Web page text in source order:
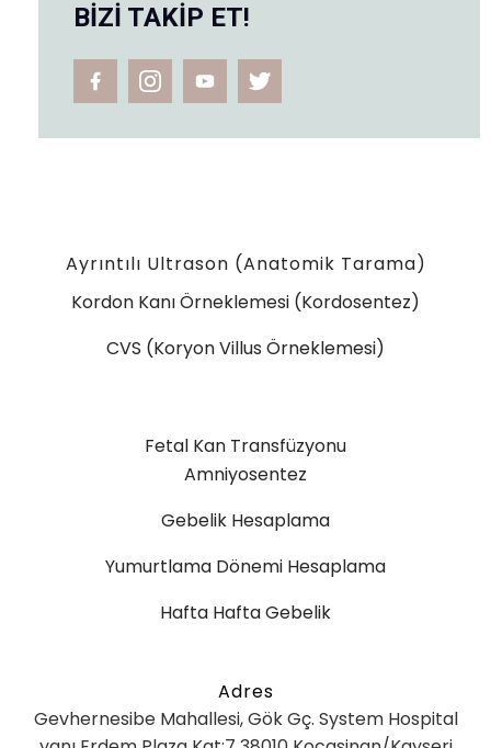
BİZİ TAKİP ET!
Ayrıntılı Ultrason (Anatomik Tarama)
Kordon Kanı Örneklemesi (Kordosentez)
CVS (Koryon Villus Örneklemesi)
Fetal Kan Transfüzyonu
Amniyosentez
Gebelik Hesaplama
Yumurtlama Dönemi Hesaplama
Hafta Hafta Gebelik
Adres
Gevhernesibe Mahallesi, Gök Gç. System Hospital